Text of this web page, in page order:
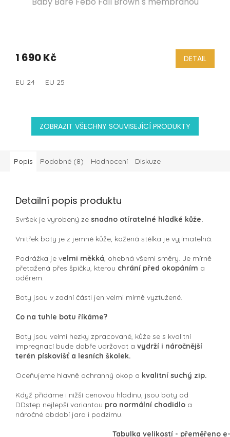
1 690 Kč DETAIL
EU 24 EU 25
ZOBRAZIT VŠECHNY SOUVISEJÍCÍ PRODUKTY
Popis Podobné (8) Hodnocení Diskuze
Detailní popis produktu
Svršek je vyrobený ze snadno otíratelné hladké kůže.
Vnitřek boty je z jemné kůže, kožená stélka je vyjímatelná.
Podrážka je velmi měkká, ohebná všemi směry. Je mírně
přetažená přes špičku, kterou chrání před okopáním a
oděrem.
Boty jsou v zadní části jen velmi mírně vyztužené.
Co na tuhle botu říkáme?
Boty jsou velmi hezky zpracované, kůže se s kvalitní
impregnací bude dobře udržovat a vydrží i náročnější
terén pískovišť a lesních školek.
Oceňujeme hlavně ochranný okop a kvalitní suchý zip.
Když přidáme i nižší cenovou hladinu, jsou boty od
DDstep nejlepší variantou pro normální chodidlo a
náročné období jara i podzimu.
Tabulka velikostí - přeměřeno